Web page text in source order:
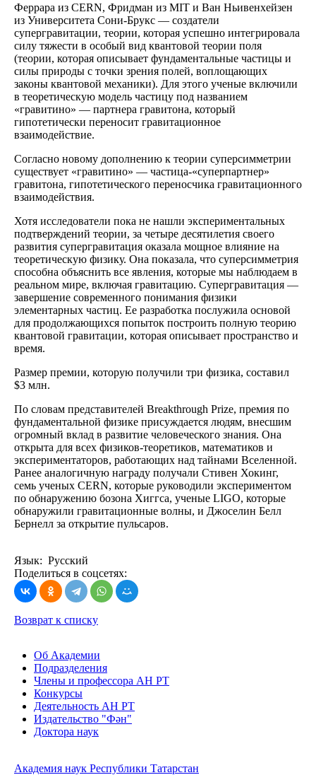
Феррара из CERN, Фридман из MIT и Ван Ньивенхейзен
из Университета Сони-Брукс — создатели
супергравитации, теории, которая успешно интегрировала
силу тяжести в особый вид квантовой теории поля
(теории, которая описывает фундаментальные частицы и
силы природы с точки зрения полей, воплощающих
законы квантовой механики). Для этого ученые включили
в теоретическую модель частицу под названием
«гравитино» — партнера гравитона, который
гипотетически переносит гравитационное
взаимодействие.
Согласно новому дополнению к теории суперсимметрии
существует «гравитино» — частица-«суперпартнер»
гравитона, гипотетического переносчика гравитационного
взаимодействия.
Хотя исследователи пока не нашли экспериментальных
подтверждений теории, за четыре десятилетия своего
развития супергравитация оказала мощное влияние на
теоретическую физику. Она показала, что суперсимметрия
способна объяснить все явления, которые мы наблюдаем в
реальном мире, включая гравитацию. Супергравитация —
завершение современного понимания физики
элементарных частиц. Ее разработка послужила основой
для продолжающихся попыток построить полную теорию
квантовой гравитации, которая описывает пространство и
время.
Размер премии, которую получили три физика, составил
$3 млн.
По словам представителей Breakthrough Prize, премия по
фундаментальной физике присуждается людям, внесшим
огромный вклад в развитие человеческого знания. Она
открыта для всех физиков-теоретиков, математиков и
экспериментаторов, работающих над тайнами Вселенной.
Ранее аналогичную награду получали Стивен Хокинг,
семь ученых CERN, которые руководили экспериментом
по обнаружению бозона Хиггса, ученые LIGO, которые
обнаружили гравитационные волны, и Джоселин Белл
Бернелл за открытие пульсаров.
Язык: Русский
Поделиться в соцсетях:
Возврат к списку
Об Академии
Подразделения
Члены и профессора АН РТ
Конкурсы
Деятельность АН РТ
Издательство "Фән"
Доктора наук
Академия наук Республики Татарстан